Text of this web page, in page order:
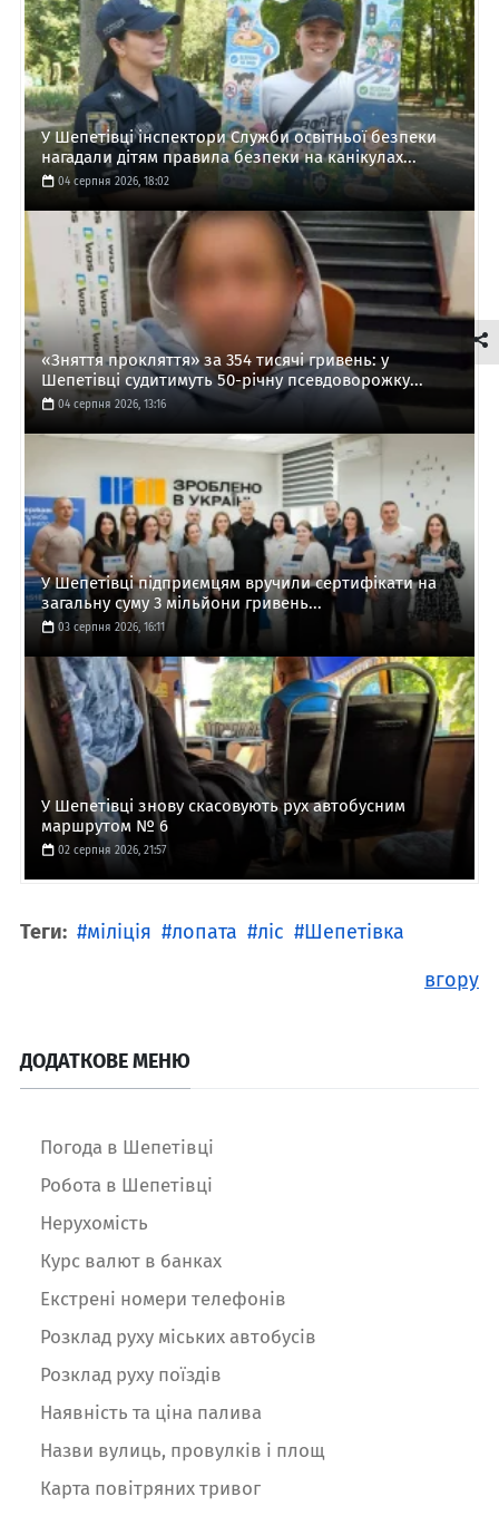
У Шепетівці інспектори Служби освітньої безпеки
нагадали дітям правила безпеки на канікулах...
04 серпня 2026, 18:02
«Зняття прокляття» за 354 тисячі гривень: у
Шепетівці судитимуть 50-річну псевдоворожку...
04 серпня 2026, 13:16
У Шепетівці підприємцям вручили сертифікати на
загальну суму 3 мільйони гривень...
03 серпня 2026, 16:11
У Шепетівці знову скасовують рух автобусним
маршрутом № 6
02 серпня 2026, 21:57
Теги: міліція лопата ліс
Шепетівка
вгору
ДОДАТКОВЕ МЕНЮ
Погода в Шепетівці
Робота в Шепетівці
Нерухомість
Курс валют в банках
Екстрені номери телефонів
Розклад руху міських автобусів
Розклад руху поїздів
Наявність та ціна палива
Назви вулиць, провулків і площ
Карта повітряних тривог